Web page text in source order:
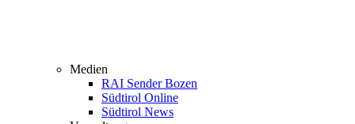
Medien
RAI Sender Bozen
Südtirol Online
Südtirol News